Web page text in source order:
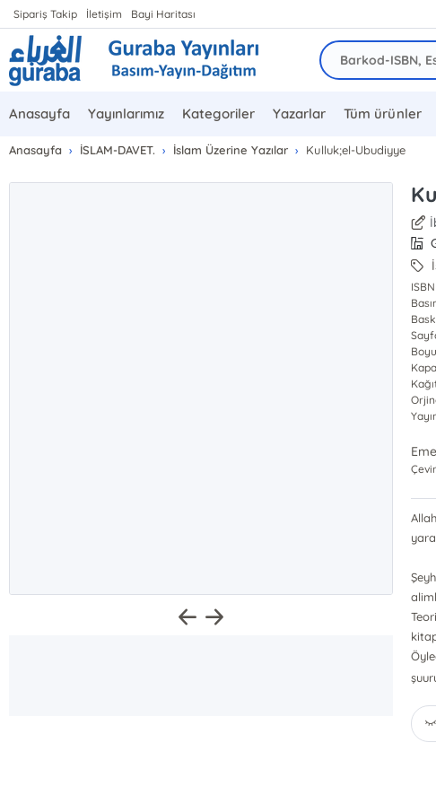
Sipariş Takip İletişim Bayi Haritası
Anasayfa Yayınlarımız Kategoriler Yazarlar Tüm ürünler
Anasayfa İSLAM-DAVET. İslam Üzerine Yazılar Kulluk;el-Ubudiyye
ISBN